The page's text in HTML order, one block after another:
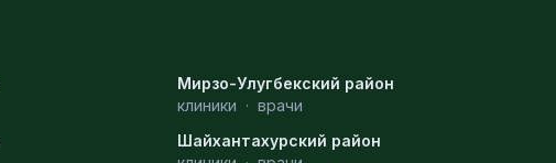
Мирзо-Улугбекский район
клиники · врачи
Шайхантахурский район